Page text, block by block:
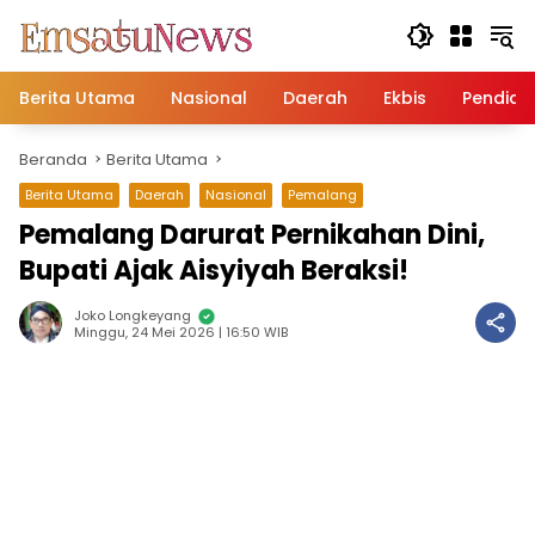
konten
Berita Utama
Nasional Daerah Ekbis
Beranda Berita Utama
Berita Utama Daerah Nasional Pemalang
Pemalang Darurat Pernikahan Dini,
Bupati Ajak Aisyiyah Beraksi!
Joko Longkeyang
Minggu, 24 Mei 2026 | 16:50 WIB